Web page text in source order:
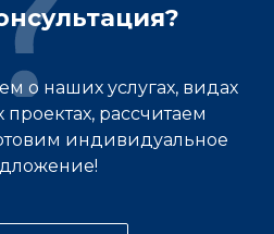
о наших услугах, видах
рассчитаем
индивидуальное